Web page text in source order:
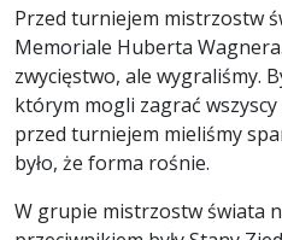
Przed turniejem mistrzostw
Memoriale Huberta
zwycięstwo, ale wygraliśmy.
którym mogli zagrać
przed turniejem mieliśmy
było, że forma rośnie.
W grupie mistrzostw świata